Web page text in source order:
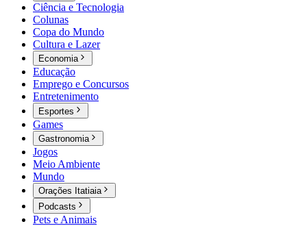
Ciência e Tecnologia
Colunas
Copa do Mundo
Cultura e Lazer
Economia
Educação
Emprego e Concursos
Entretenimento
Esportes
Games
Gastronomia
Jogos
Meio Ambiente
Mundo
Orações Itatiaia
Podcasts
Pets e Animais